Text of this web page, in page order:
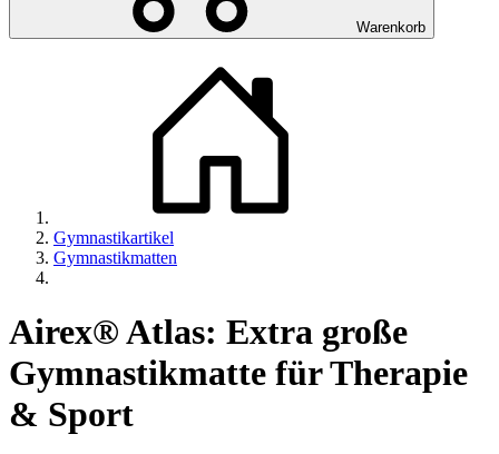
Warenkorb
Gymnastikartikel
Gymnastikmatten
Airex® Atlas: Extra große
Gymnastikmatte für Therapie
& Sport